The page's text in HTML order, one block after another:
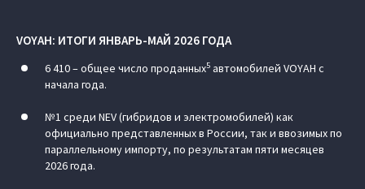
VOYAH: ИТОГИ ЯНВАРЬ-МАЙ 2026 ГОДА
6 410 – общее число проданных5 автомобилей VOYAH с
начала года.
№1 среди NEV (гибридов и электромобилей) как
официально представленных в России, так и ввозимых по
параллельному импорту, по результатам пяти месяцев
2026 года.